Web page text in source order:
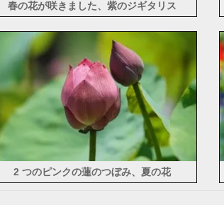
春の花が咲きました、紫のジギタリス
2 つのピンクの蓮のつぼみ、夏の花